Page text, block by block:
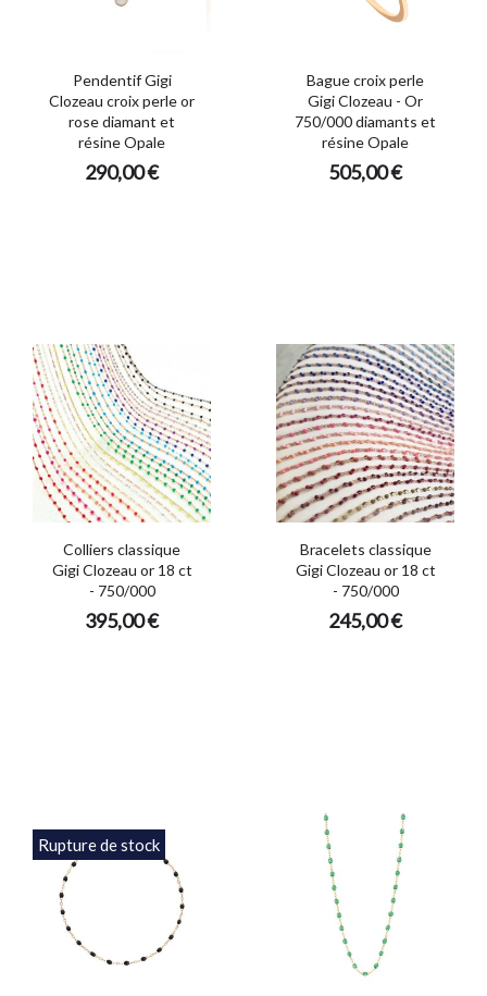
Pendentif Gigi
Clozeau croix perle or
rose diamant et
résine Opale
290,00 €
Bague croix perle
Gigi Clozeau - Or
750/000 diamants et
résine Opale
505,00 €
Colliers classique
Gigi Clozeau or 18 ct
- 750/000
395,00 €
Bracelets classique
Gigi Clozeau or 18 ct
- 750/000
245,00 €
Rupture de stock